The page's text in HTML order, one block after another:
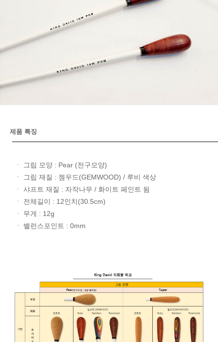
제품 특징
ㆍ 그립 모양 : Pear (전구모양)
ㆍ 그립 재질 : 젬우드(GEMWOOD) / 루비 색상
ㆍ 샤프트 재질 : 자작나무 / 화이트 페인트 됨
ㆍ 전체길이 : 12인치(30.5cm)
ㆍ 무게 : 12g
ㆍ 밸런스포인트 : 0mm